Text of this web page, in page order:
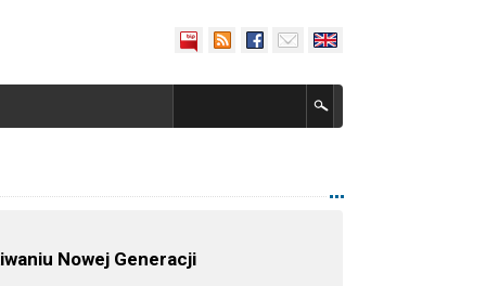
Nowej Generacji